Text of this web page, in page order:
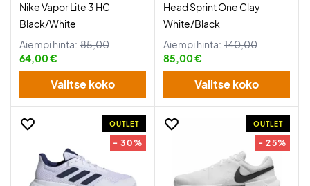
Nike Vapor Lite 3 HC
Black/White
Aiempi hinta: 85,00
64,00 €
Valitse koko
Head Sprint One Clay
White/Black
Aiempi hinta: 140,00
85,00 €
Valitse koko
OUTLET
- 30%
OUTLET
- 25%